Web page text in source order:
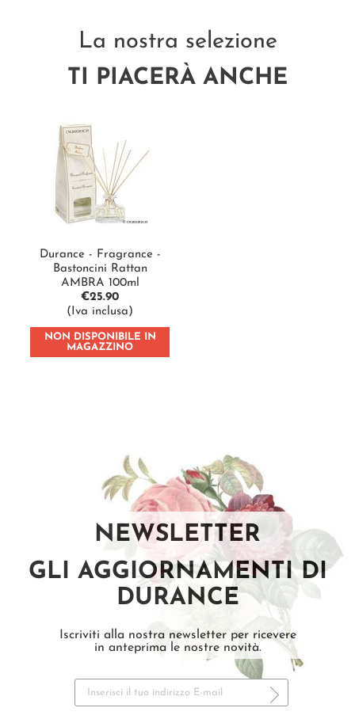
La nostra selezione
TI PIACERÀ ANCHE
Durance - Fragrance -
Bastoncini Rattan
AMBRA 100ml
€25.90
(Iva inclusa)
NON DISPONIBILE IN
MAGAZZINO
NEWSLETTER
GLI AGGIORNAMENTI DI
DURANCE
Iscriviti alla nostra newsletter per ricevere
in anteprima le nostre novità.